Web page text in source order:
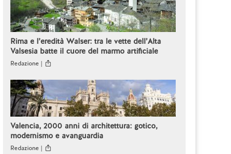
Rima e l’eredità Walser: tra le vette dell’Alta
Valsesia batte il cuore del marmo artificiale
Redazione |
Valencia, 2000 anni di architettura: gotico,
modernismo e avanguardia
Redazione |